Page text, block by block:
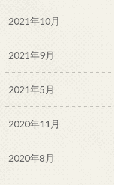
2021年10月
2021年9月
2021年5月
2020年11月
2020年8月